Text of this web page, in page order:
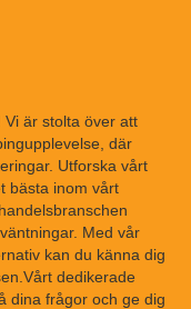
är stolta över att
där
Utforska vårt
bästa inom vårt
Med vår
kan du känna dig
dedikerade
dina frågor och ge dig